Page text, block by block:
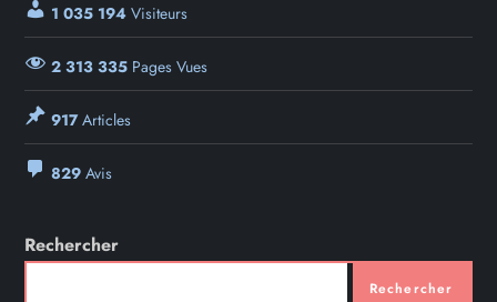
1 035 194 Visiteurs
2 313 335 Pages Vues
917Articles
829 Avis
Rechercher
Rechercher